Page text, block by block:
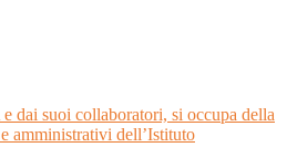
dai suoi collaboratori, si occupa della
amministrativi dell’Istituto